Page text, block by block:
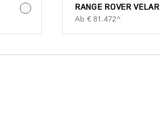
RANGE ROVER VELAR
Ab € 81.472^